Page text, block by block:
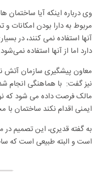
مربوط به دارا بودن امکانات
آنها استفاده نمی کنند، در
دارد اما از آنها استفاده
معاون پیشگیری سازمان آتش
نیز گفت: با هماهنگی انجام
مالک فرصت داده می شود که
ایمنی اقدام نکند ساختمان
به گفته قدیری، این تصمیم
است و البته طبیعی است که